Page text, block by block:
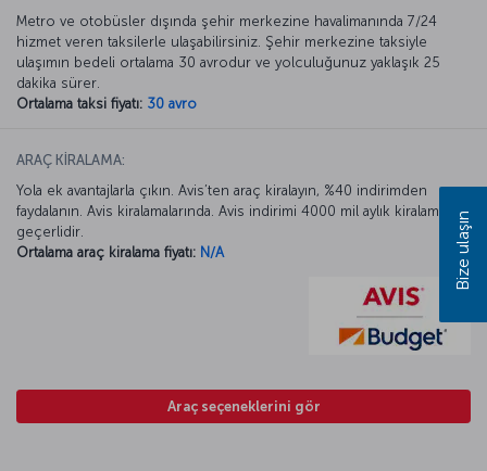
Metro ve otobüsler dışında şehir merkezine havalimanında 7/24
hizmet veren taksilerle ulaşabilirsiniz. Şehir merkezine taksiyle
ulaşımın bedeli ortalama 30 avrodur ve yolculuğunuz yaklaşık 25
dakika sürer.
Ortalama taksi fiyatı: 30 avro
ARAÇ KİRALAMA:
Yola ek avantajlarla çıkın. Avis’ten araç kiralayın, %40 indirimden
faydalanın. Avis kiralamalarında. Avis indirimi 4000 mil aylık kiralamada
geçerlidir.
Ortalama araç kiralama fiyatı: N/A
Araç seçeneklerini gör
Bize ulaşın